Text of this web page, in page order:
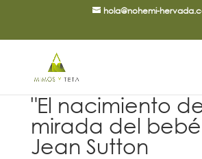
hola@nohemi-
"El nacimiento
mirada del
Jean Sutton